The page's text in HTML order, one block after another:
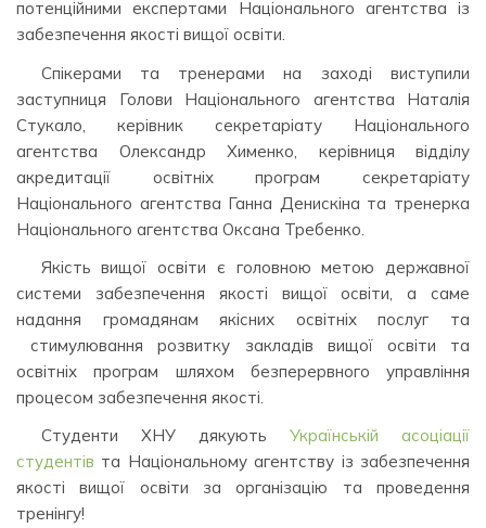
потенційними експертами Національного агентства із
забезпечення якості вищої освіти.
Спікерами та тренерами на заході виступили
заступниця Голови Національного агентства Наталія
Стукало, керівник секретаріату Національного
агентства Олександр Хименко, керівниця відділу
акредитації освітніх програм секретаріату
Національного агентства Ганна Денискіна та тренерка
Національного агентства Оксана Требенко.
Якість вищої освіти є головною метою державної
системи забезпечення якості вищої освіти, а саме
надання громадянам якісних освітніх послуг та
стимулювання розвитку закладів вищої освіти та
освітніх програм шляхом безперервного управління
процесом забезпечення якості.
Студенти ХНУ дякують Українській асоціації
студентів та Національному агентству із забезпечення
якості вищої освіти за організацію та проведення
тренінгу!